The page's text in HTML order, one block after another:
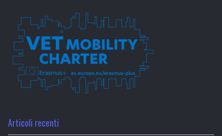
Articoli recenti